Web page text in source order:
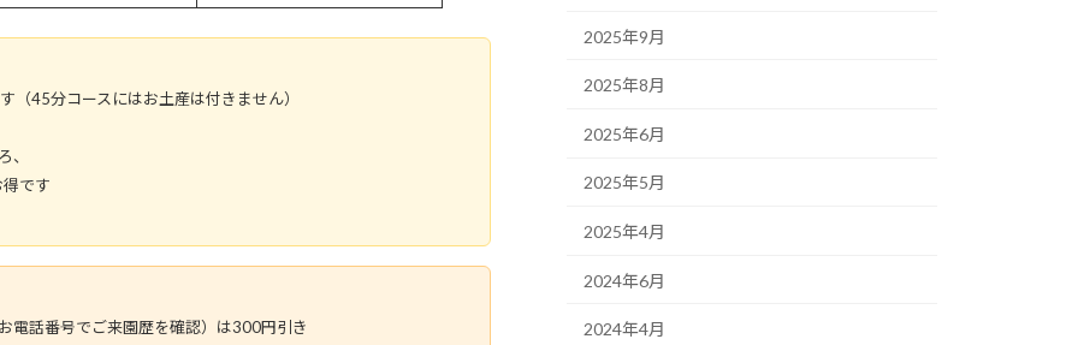
（45分コースにはお土産は付きません）
、
です
電話番号でご来園歴を確認）は300円引き
2025年9月
2025年8月
2025年6月
2025年5月
2025年4月
2024年6月
2024年4月